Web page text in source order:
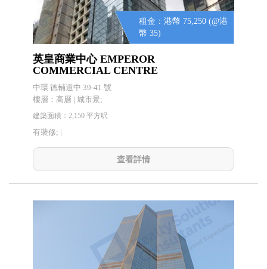
租金：港幣 75,250 (@港
幣 35)
英皇商業中心 EMPEROR
COMMERCIAL CENTRE
中環 德輔道中 39-41 號
樓層：高層 | 城市景;
建築面積：2,150 平方呎
有裝修; |
查看詳情